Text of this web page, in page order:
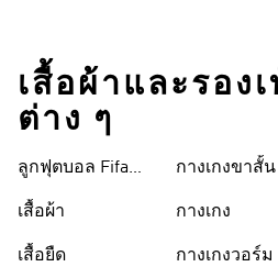
เสื้อผ้าและรอง
ต่าง ๆ
ลูกฟุตบอล Fifa
เสื้อผ้า
เสื้อยืด
กางเกงขาสั้น
กางเกง
กางเกงวอร์ม